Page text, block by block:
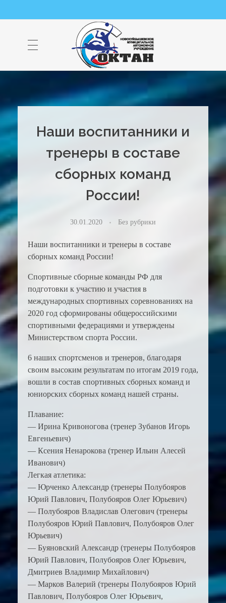
НМАУ "ФОК "ОКТАН" | Официальный сайт
Наши воспитанники и
тренеры в составе
сборных команд
России!
30.01.2020 Без рубрики
Наши воспитанники и тренеры в составе
сборных команд России!
Спортивные сборные команды РФ для
подготовки к участию и участия в
международных спортивных соревнованиях на
2020 год сформированы общероссийскими
спортивными федерациями и утверждены
Министерством спорта России.
6 наших спортсменов и тренеров, благодаря
своим высоким результатам по итогам 2019 года,
вошли в состав спортивных сборных команд и
юниорских сборных команд нашей страны.
Плавание:
— Ирина Кривоногова (тренер Зубанов Игорь
Евгеньевич)
— Ксения Ненарокова (тренер Ильин Алесей
Иванович)
Легкая атлетика:
— Юрченко Александр (тренеры Полубояров
Юрий Павлович, Полубояров Олег Юрьевич)
— Полубояров Владислав Олегович (тренеры
Полубояров Юрий Павлович, Полубояров Олег
Юрьевич)
— Буяновский Александр (тренеры Полубояров
Юрий Павлович, Полубояров Олег Юрьевич,
Дмитриев Владимир Михайлович)
— Марков Валерий (тренеры Полубояров Юрий
Павлович, Полубояров Олег Юрьевич,